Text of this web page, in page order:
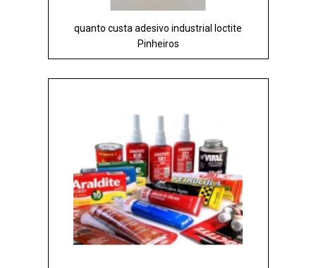
quanto custa adesivo industrial loctite
Pinheiros